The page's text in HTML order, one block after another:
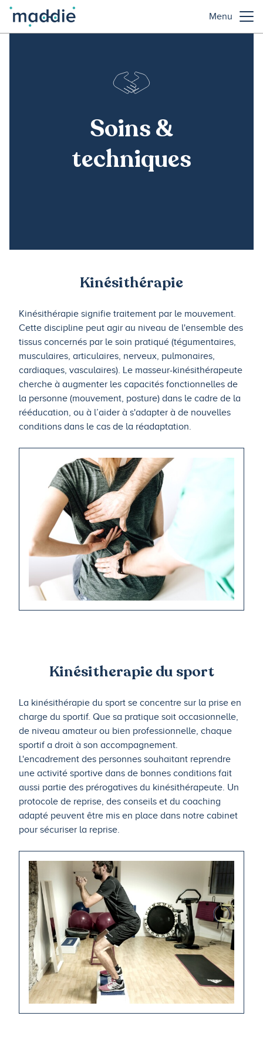
Menu
Soins &
techniques
Kinésithérapie
Kinésithérapie signifie traitement par le mouvement.
Cette discipline peut agir au niveau de l'ensemble des
tissus concernés par le soin pratiqué (tégumentaires,
musculaires, articulaires, nerveux, pulmonaires,
cardiaques, vasculaires). Le masseur-kinésithérapeute
cherche à augmenter les capacités fonctionnelles de
la personne (mouvement, posture) dans le cadre de la
rééducation, ou à l’aider à s'adapter à de nouvelles
conditions dans le cas de la réadaptation.
Kinésitherapie du sport
La kinésithérapie du sport se concentre sur la prise en
charge du sportif. Que sa pratique soit occasionnelle,
de niveau amateur ou bien professionnelle, chaque
sportif a droit à son accompagnement.
L'encadrement des personnes souhaitant reprendre
une activité sportive dans de bonnes conditions fait
aussi partie des prérogatives du kinésithérapeute. Un
protocole de reprise, des conseils et du coaching
adapté peuvent être mis en place dans notre cabinet
pour sécuriser la reprise.